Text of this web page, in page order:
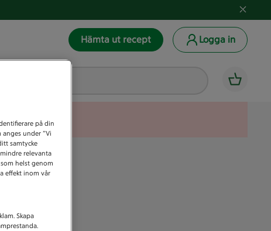
Hämta ut recept Logga in
på din
under ”Vi
samtycke
relevanta
helst genom
effekt inom vår
Skapa